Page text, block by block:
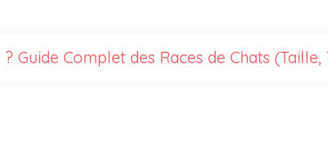
Guide Complet des Races de Chats